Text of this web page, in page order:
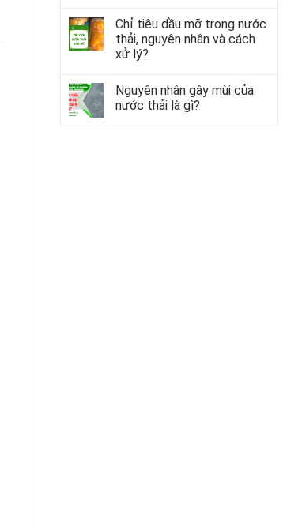
Chỉ tiêu dầu mỡ trong nước
thải, nguyên nhân và cách
xử lý?
Nguyên nhân gây mùi của
nước thải là gì?